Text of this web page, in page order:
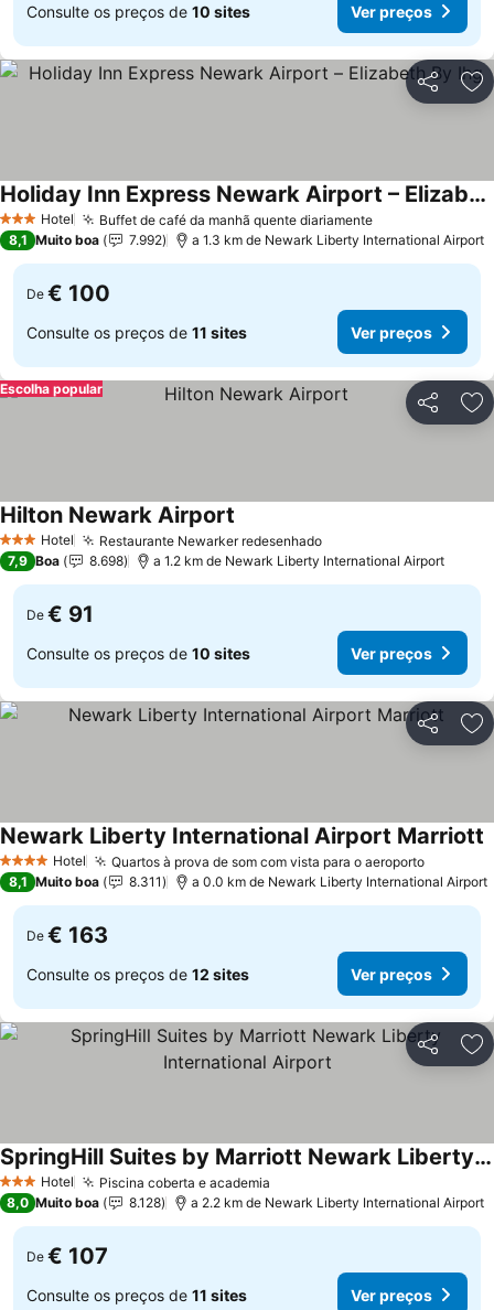
Consulte os preços de 10 sites Ver preços
Partilhar
3 EstrelasHotel Buffet de café da manhã quente diariamente
Holiday Inn Express Newark Airport – Elizabeth By Ihg
8,1 Muito boa 7.992 a 1.3 km de Newark Liberty International Airport
De € 100
Consulte os preços de 11 sites Ver preços
Partilhar
Escolha popular
3 EstrelasHotel Restaurante Newarker redesenhado
Hilton Newark Airport
7,9 Boa 8.698 a 1.2 km de Newark Liberty International Airport
De € 91
Consulte os preços de 10 sites Ver preços
Partilhar
4 EstrelasHotel Quartos à prova de som com vista para o aeroporto
Newark Liberty International Airport Marriott
8,1 Muito boa 8.311 a 0.0 km de Newark Liberty International Airport
De € 163
Consulte os preços de 12 sites Ver preços
Partilhar
3 EstrelasHotel Piscina coberta e academia
SpringHill Suites by Marriott Newark Liberty International Airport
8,0 Muito boa 8.128 a 2.2 km de Newark Liberty International Airport
De € 107
Consulte os preços de 11 sites Ver preços